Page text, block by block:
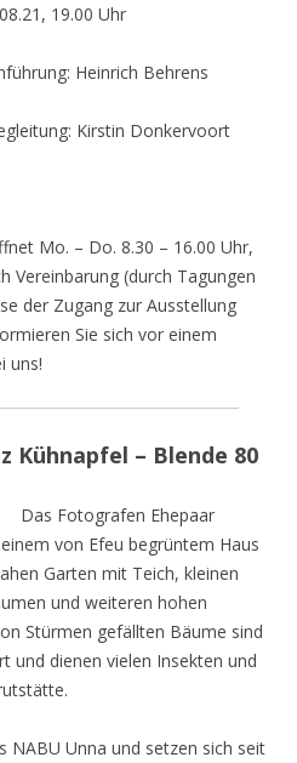
19.00 Uhr
Heinrich Behrens
Kirstin Donkervoort
Mo. – Do. 8.30 – 16.00 Uhr,
Vereinbarung (durch Tagungen
der Zugang zur Ausstellung
Sie sich vor einem
uns!
Kühnapfel – Blende 80
Das Fotografen Ehepaar
von Efeu begrüntem Haus
Garten mit Teich, kleinen
und weiteren hohen
Stürmen gefällten Bäume sind
und dienen vielen Insekten und
NABU Unna und setzen sich seit